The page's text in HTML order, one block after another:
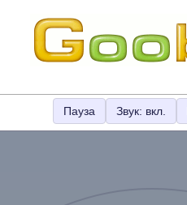
Пауза Звук: вкл.